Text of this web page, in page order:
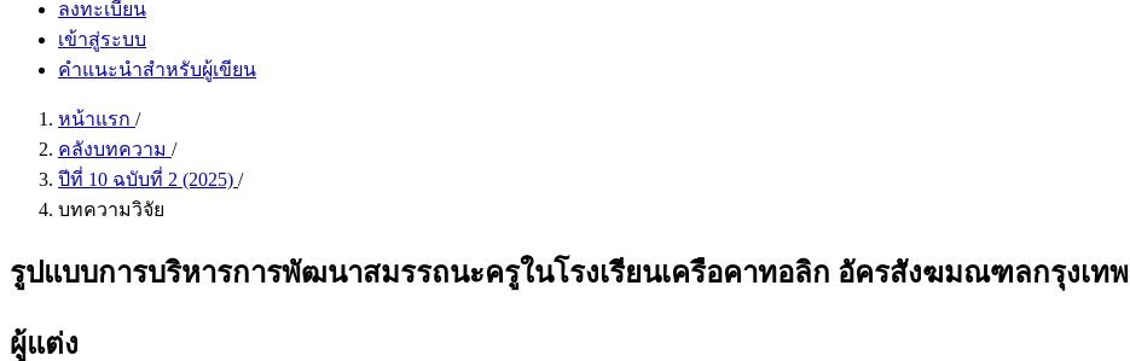
ลงทะเบียน
เข้าสู่ระบบ
คำแนะนำสำหรับผู้เขียน
หน้าแรก /
คลังบทความ /
ปีที่ 10 ฉบับที่ 2 (2025) /
บทความวิจัย
รูปแบบการบริหารการพัฒนาสมรรถนะครูในโรงเรียนเครือคาทอลิก อัครสังฆมณฑลกรุงเทพ
ผู้แต่ง